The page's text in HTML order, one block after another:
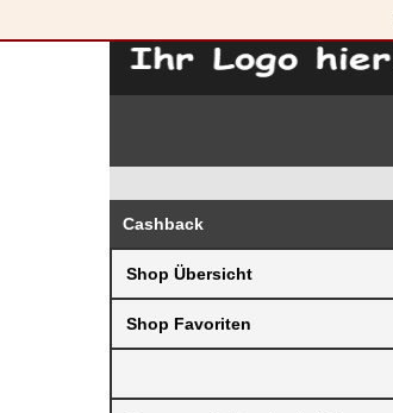
Cashback
Shop Übersicht
Shop Favoriten